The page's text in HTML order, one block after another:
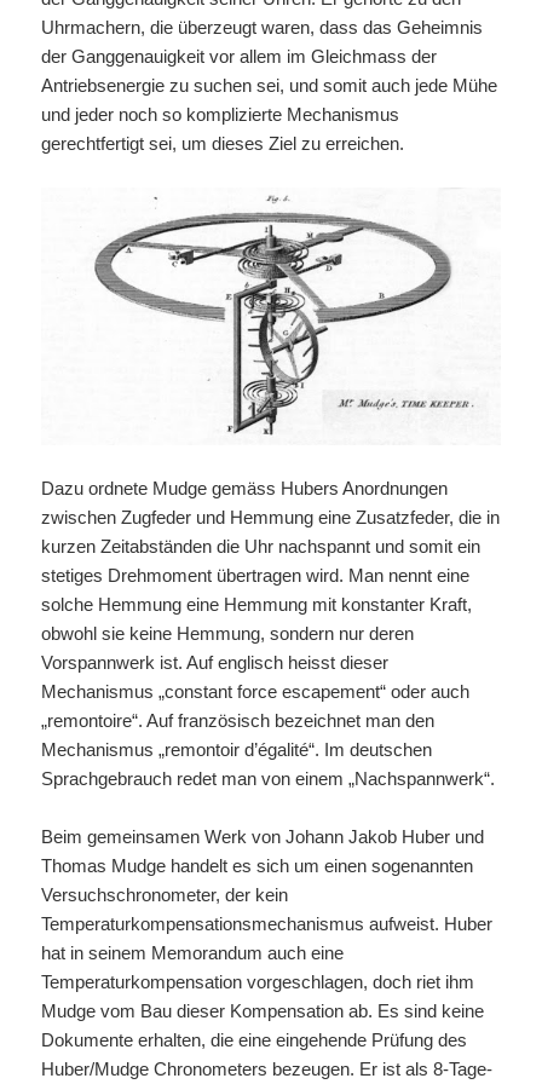
Uhrmachern, die überzeugt waren, dass das Geheimnis
der Ganggenauigkeit vor allem im Gleichmass der
Antriebsenergie zu suchen sei, und somit auch jede Mühe
und jeder noch so komplizierte Mechanismus
gerechtfertigt sei, um dieses Ziel zu erreichen.
Dazu ordnete Mudge gemäss Hubers Anordnungen
zwischen Zugfeder und Hemmung eine Zusatzfeder, die in
kurzen Zeitabständen die Uhr nachspannt und somit ein
stetiges Drehmoment übertragen wird. Man nennt eine
solche Hemmung eine Hemmung mit konstanter Kraft,
obwohl sie keine Hemmung, sondern nur deren
Vorspannwerk ist. Auf englisch heisst dieser
Mechanismus „constant force escapement“ oder auch
„remontoire“. Auf französisch bezeichnet man den
Mechanismus „remontoir d’égalité“. Im deutschen
Sprachgebrauch redet man von einem „Nachspannwerk“.
Beim gemeinsamen Werk von Johann Jakob Huber und
Thomas Mudge handelt es sich um einen sogenannten
Versuchschronometer, der kein
Temperaturkompensationsmechanismus aufweist. Huber
hat in seinem Memorandum auch eine
Temperaturkompensation vorgeschlagen, doch riet ihm
Mudge vom Bau dieser Kompensation ab. Es sind keine
Dokumente erhalten, die eine eingehende Prüfung des
Huber/Mudge Chronometers bezeugen. Er ist als 8-Tage-